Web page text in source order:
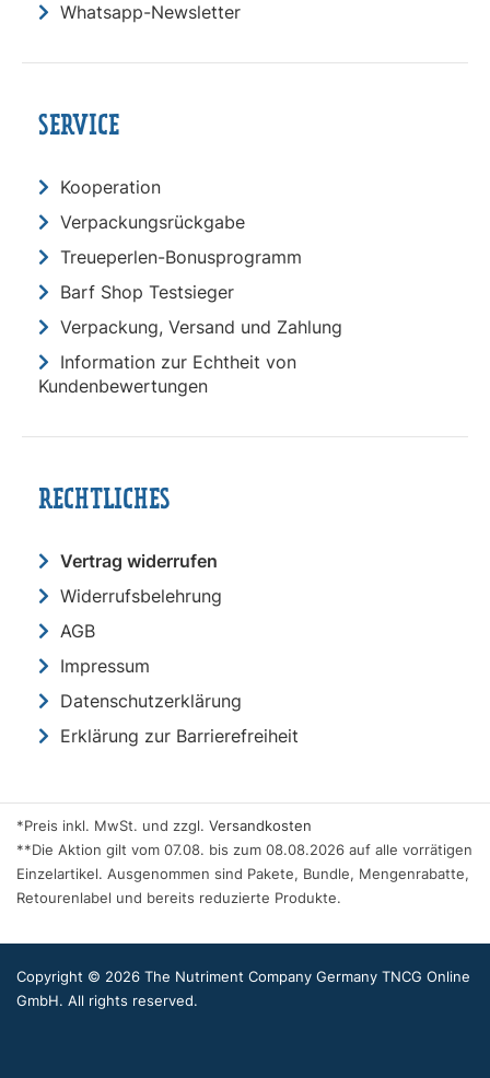
Whatsapp-Newsletter
SERVICE
Kooperation
Verpackungsrückgabe
Treueperlen-Bonusprogramm
Barf Shop Testsieger
Verpackung, Versand und Zahlung
Information zur Echtheit von
Kundenbewertungen
RECHTLICHES
Vertrag widerrufen
Widerrufsbelehrung
AGB
Impressum
Datenschutzerklärung
Erklärung zur Barrierefreiheit
*Preis inkl. MwSt. und zzgl. Versandkosten
**Die Aktion gilt vom 07.08. bis zum 08.08.2026 auf alle vorrätigen
Einzelartikel. Ausgenommen sind Pakete, Bundle, Mengenrabatte,
Retourenlabel und bereits reduzierte Produkte.
Copyright © 2026 The Nutriment Company Germany TNCG Online
GmbH. All rights reserved.